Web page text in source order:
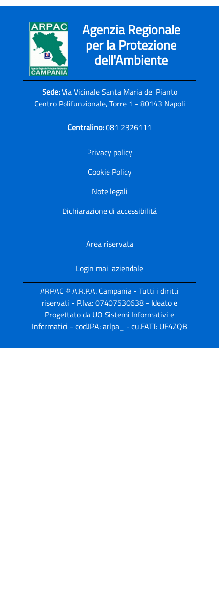
Agenzia Regionale
per la Protezione
dell'Ambiente
Sede:Via Vicinale Santa Maria del Pianto
Centro Polifunzionale, Torre 1 - 80143 Napoli
Centralino:081 2326111
Privacy policy
Cookie Policy
Note legali
Dichiarazione di accessibilitá
Area riservata
Login mail aziendale
ARPAC © A.R.P.A. Campania - Tutti i diritti
riservati - P.Iva: 07407530638 - Ideato e
Progettato da UO Sistemi Informativi e
Informatici - cod.IPA: arlpa_ - cu.FATT: UF4ZQB